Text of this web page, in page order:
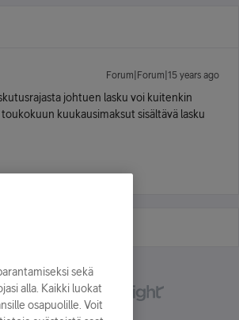
Forum|Forum|15 years ago
johtuen lasku voi kuitenkin
kuukausimaksut sisältävä lasku
sekä
alla. Kaikki luokat
osapuolille. Voit